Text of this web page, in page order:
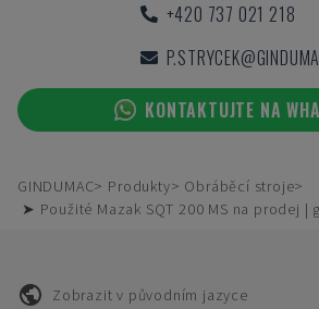
+420 737 021 218
KONTAKTUJTE NA
GINDUMAC Produkty
Obráběcí stroje
➤ Použité Mazak SQT 200 MS na prodej |
Zobrazit v původním jazyce